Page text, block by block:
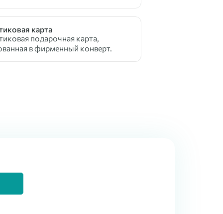
карта
подарочная карта,
в фирменный конверт.